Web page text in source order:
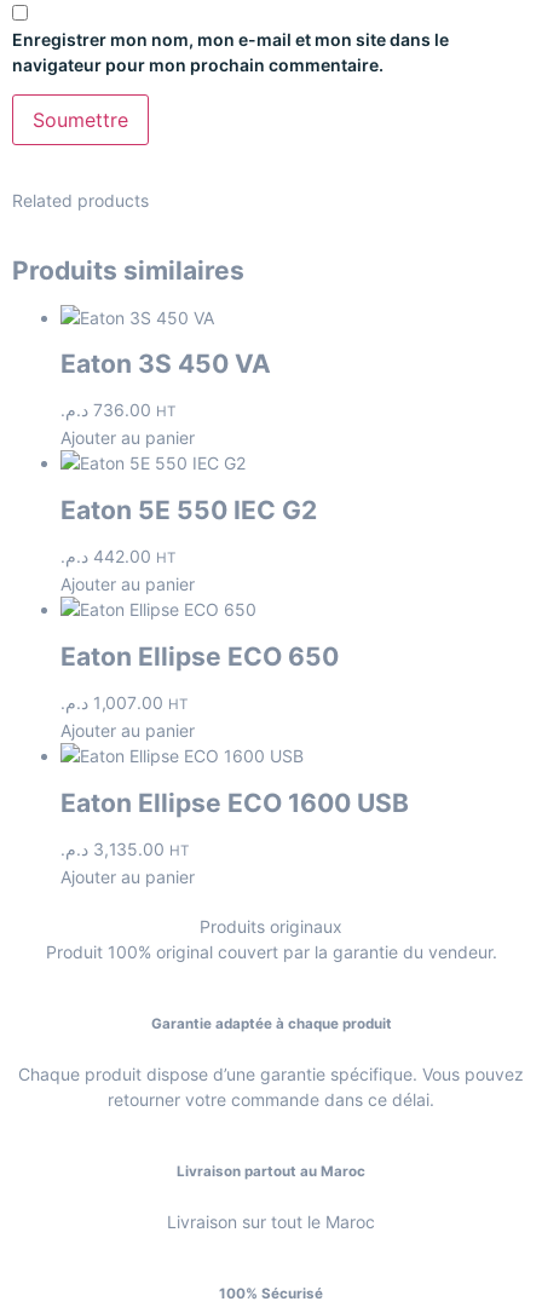
Enregistrer mon nom, mon e-mail et mon site dans le
navigateur pour mon prochain commentaire.
Related products
Produits similaires
Eaton 3S 450 VA
736.00 د.م. HT
Ajouter au panier
Eaton 5E 550 IEC G2
442.00 د.م. HT
Ajouter au panier
Eaton Ellipse ECO 650
1,007.00 د.م. HT
Ajouter au panier
Eaton Ellipse ECO 1600 USB
3,135.00 د.م. HT
Ajouter au panier
Produits originaux
Produit 100% original couvert par la garantie du vendeur.
Garantie adaptée à chaque produit
Chaque produit dispose d’une garantie spécifique. Vous pouvez
retourner votre commande dans ce délai.
Livraison partout au Maroc
Livraison sur tout le Maroc
100% Sécurisé